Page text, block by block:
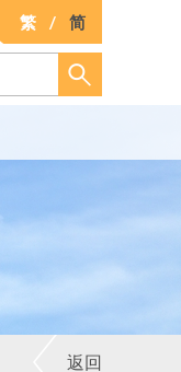
繁 / 简
返回